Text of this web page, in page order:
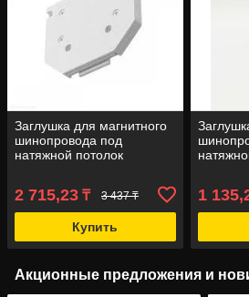
Заглушка для магнитного
шинопровода под
натяжной потолок
2 715,23 ₸ 3 437 ₸
Купить
1
Акционные предложения и